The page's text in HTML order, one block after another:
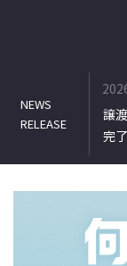
株式の処分の払込